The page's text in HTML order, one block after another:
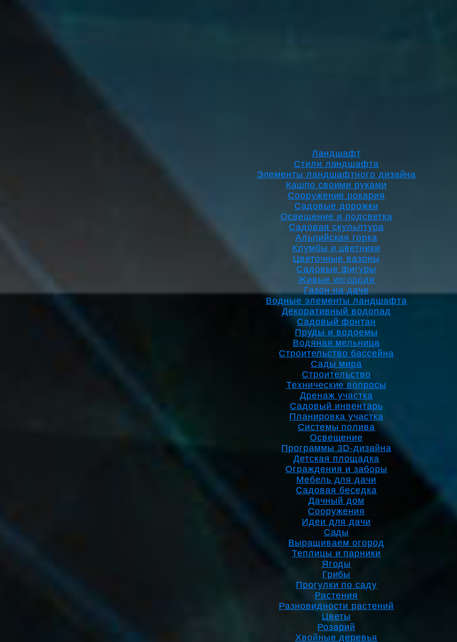
Ландшафт
Стили ландшафта
Элементы ландшафтного дизайна
Кашпо своими руками
Сооружение рокария
Садовые дорожки
Освещение и подсветка
Садовая скульптура
Альпийская горка
Клумбы и цветники
Цветочные вазоны
Садовые фигуры
Живые изгороди
Газон на даче
Водные элементы ландшафта
Декоративный водопад
Садовый фонтан
Пруды и водоемы
Водяная мельница
Строительство бассейна
Сады мира
Строительство
Технические вопросы
Дренаж участка
Садовый инвентарь
Планировка участка
Системы полива
Освещение
Программы 3D-дизайна
Детская площадка
Ограждения и заборы
Мебель для дачи
Садовая беседка
Дачный дом
Сооружения
Идеи для дачи
Сады
Выращиваем огород
Теплицы и парники
Ягоды
Грибы
Прогулки по саду
Растения
Разновидности растений
Цветы
Розарий
Хвойные деревья